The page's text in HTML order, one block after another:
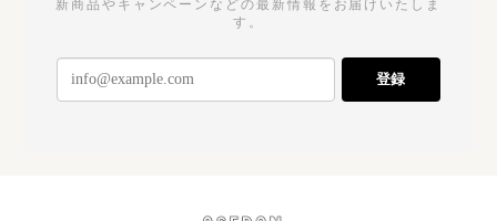
新商品やキャンペーンなどの最新情報をお届けいたしま
す。
登録